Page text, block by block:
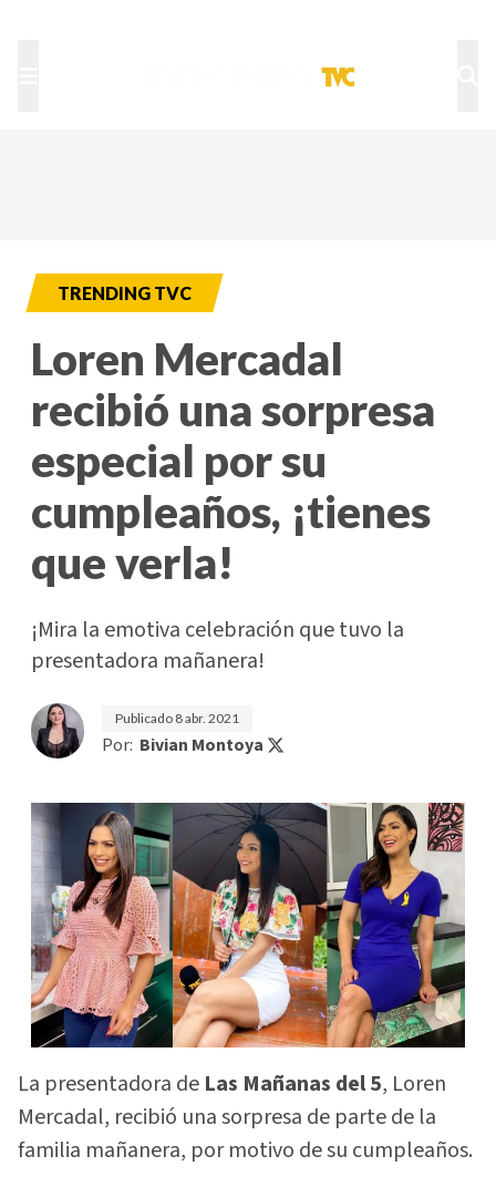
TRENDING TVC
Loren Mercadal
recibió una sorpresa
especial por su
cumpleaños, ¡tienes
que verla!
¡Mira la emotiva celebración que tuvo la
presentadora mañanera!
Publicado 8 abr. 2021
Por: Bivian Montoya
La presentadora de Las Mañanas del 5, Loren
Mercadal, recibió una sorpresa de parte de la
familia mañanera, por motivo de su cumpleaños.